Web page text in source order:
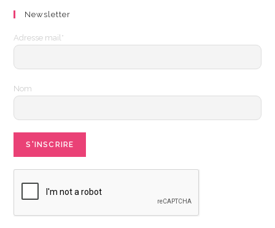
Newsletter
Adresse mail*
Nom